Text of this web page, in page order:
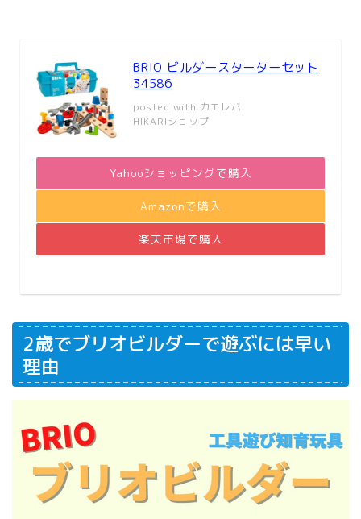
BRIO ビルダースターターセット
34586
posted with カエレバ
HIKARIショップ
Yahooショッピングで購入
Amazonで購入
楽天市場で購入
2歳でブリオビルダーで遊ぶには早い
理由